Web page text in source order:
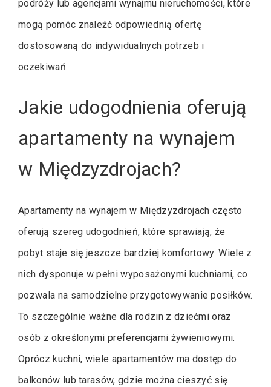
podróży lub agencjami wynajmu nieruchomości, które
mogą pomóc znaleźć odpowiednią ofertę
dostosowaną do indywidualnych potrzeb i
oczekiwań.
Jakie udogodnienia oferują
apartamenty na wynajem
w Międzyzdrojach?
Apartamenty na wynajem w Międzyzdrojach często
oferują szereg udogodnień, które sprawiają, że
pobyt staje się jeszcze bardziej komfortowy. Wiele z
nich dysponuje w pełni wyposażonymi kuchniami, co
pozwala na samodzielne przygotowywanie posiłków.
To szczególnie ważne dla rodzin z dziećmi oraz
osób z określonymi preferencjami żywieniowymi.
Oprócz kuchni, wiele apartamentów ma dostęp do
balkonów lub tarasów, gdzie można cieszyć się